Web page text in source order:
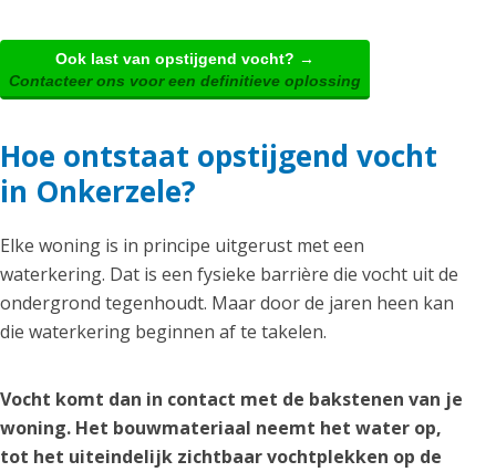
Ook last van opstijgend vocht? →
Contacteer ons voor een definitieve oplossing
Hoe ontstaat opstijgend vocht
in Onkerzele?
Elke woning is in principe uitgerust met een
waterkering. Dat is een fysieke barrière die vocht uit de
ondergrond tegenhoudt. Maar door de jaren heen kan
die waterkering beginnen af te takelen.
Vocht komt dan in contact met de bakstenen van je
woning. Het bouwmateriaal neemt het water op,
tot het uiteindelijk zichtbaar vochtplekken op de